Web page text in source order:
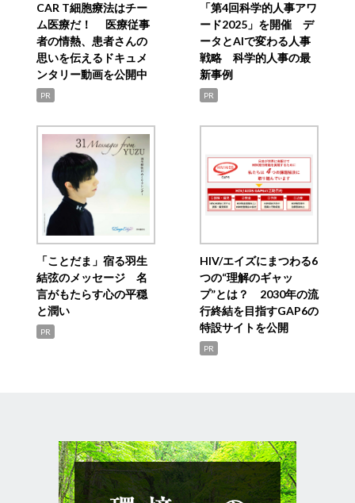
CAR T細胞療法はチー
ム医療だ！ 医療従事
者の情熱、患者さんの
思いを伝えるドキュメ
ンタリー動画を公開中
PR
「第4回科学的人事アワ
ード2025」を開催 デ
ータとAIで変わる人事
戦略 科学的人事の最
新事例
PR
「ことだま」宿る羽生
結弦のメッセージ 名
言がもたらす心の平穏
と潤い
PR
HIV/エイズにまつわる6
つの“理解のギャッ
プ”とは？ 2030年の流
行終結を目指すGAP6の
特設サイトを公開
PR